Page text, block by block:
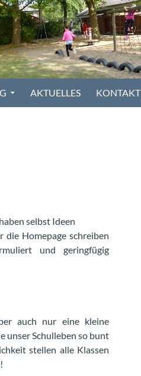
AKTUELLES KONTAKT
selbst Ideen
die Homepage schreiben
und geringfügig
auch nur eine kleine
unser Schulleben so bunt
stellen alle Klassen